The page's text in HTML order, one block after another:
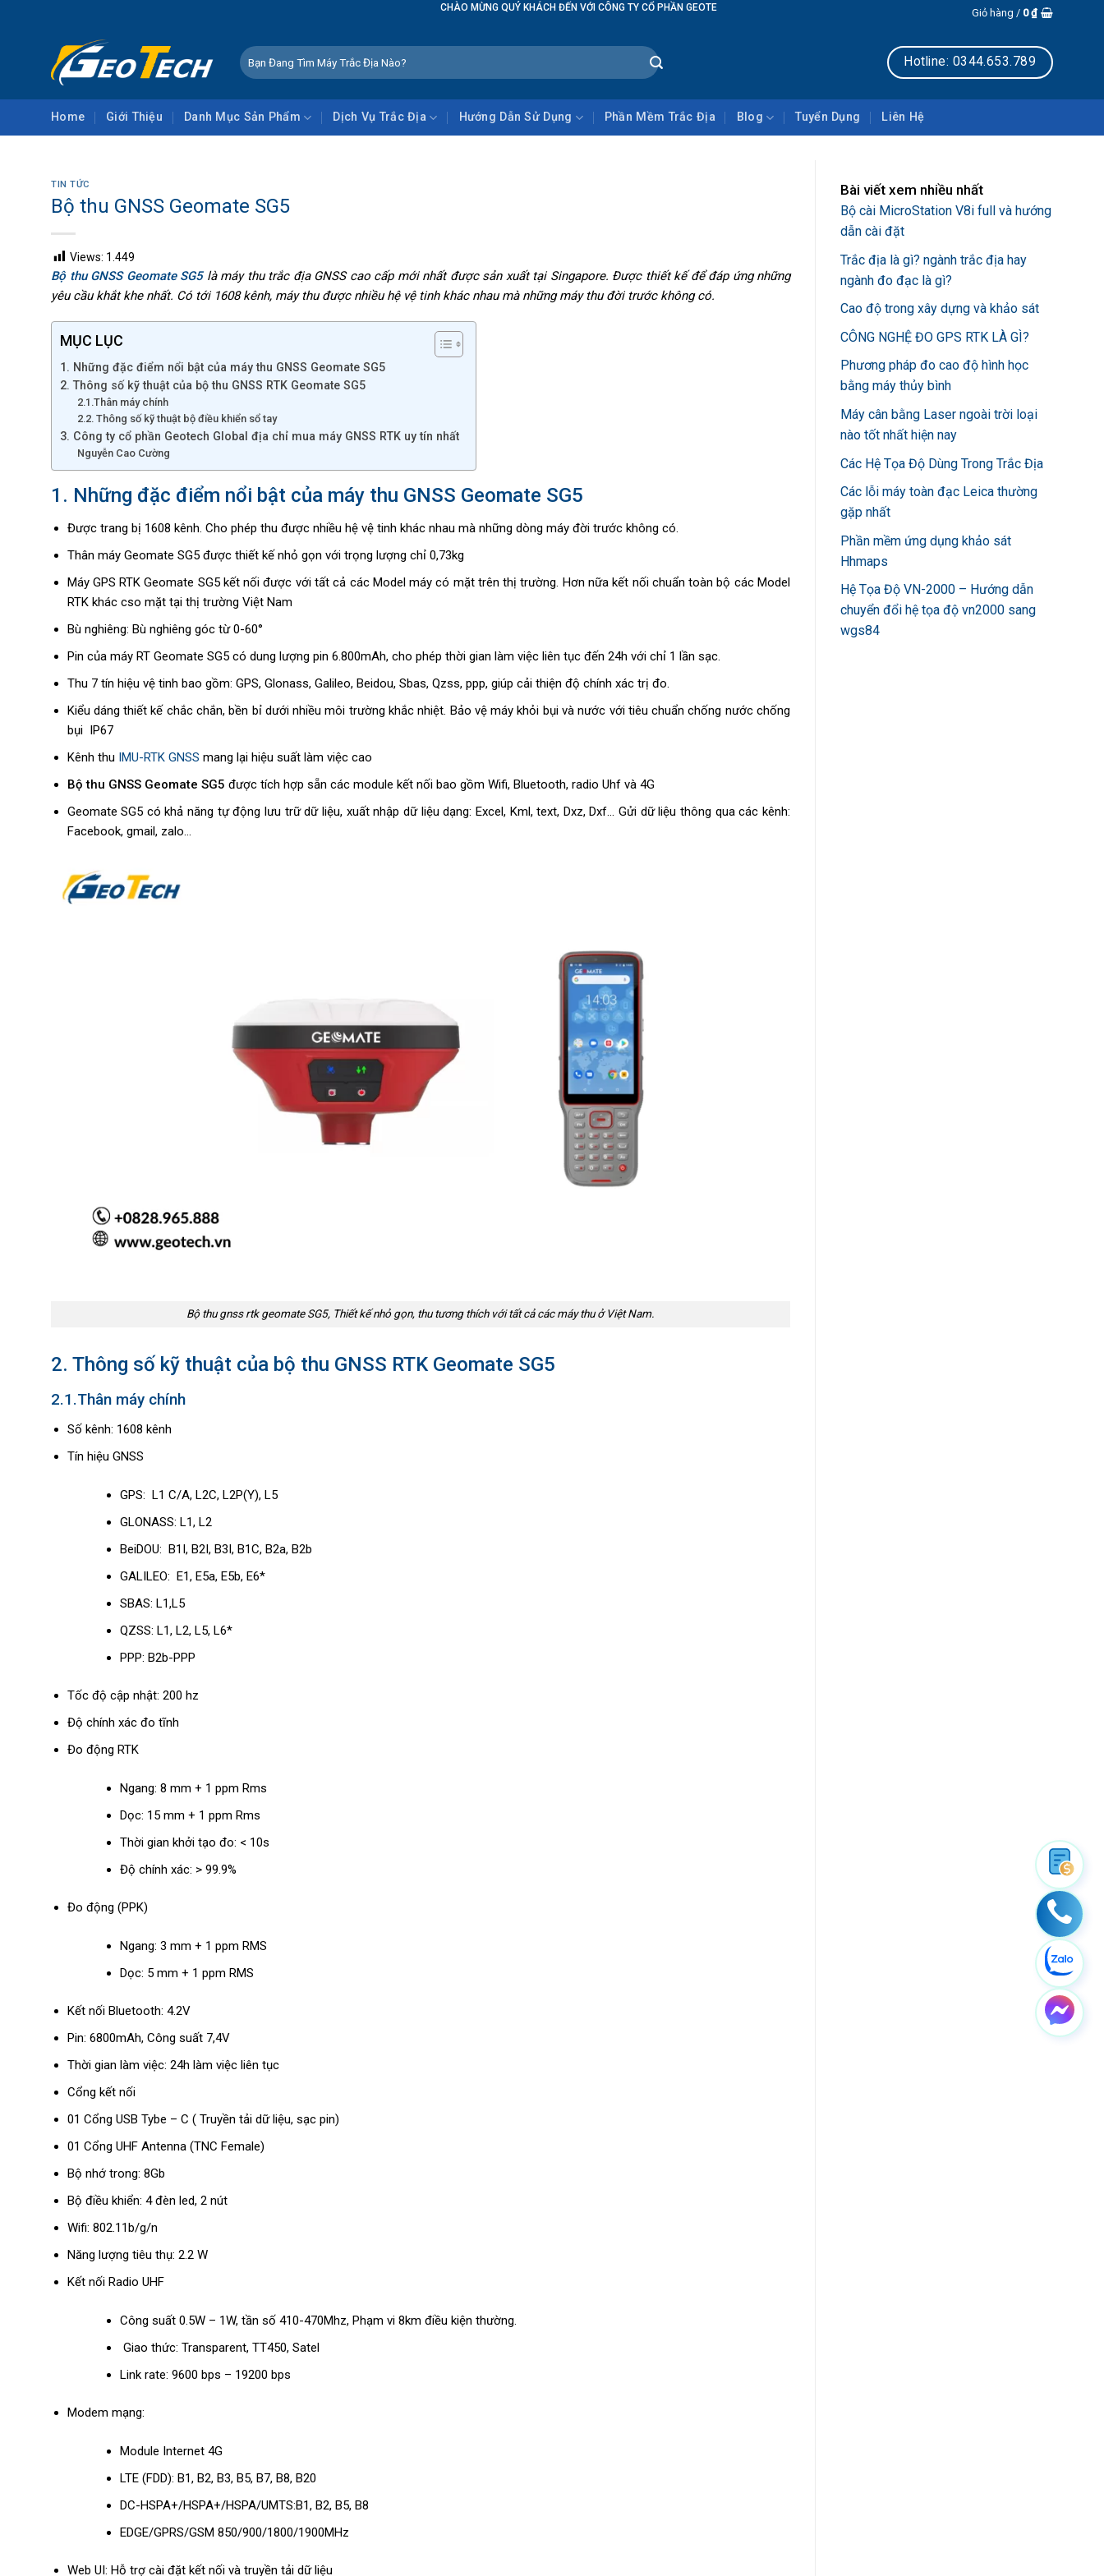
CHÀO MỪNG QUÝ KHÁCH ĐẾN VỚI CÔNG TY CỔ PHẦN GEOTECH GLOBAL Giỏ hàng / 0₫
Tìm
kiếm:
Hotline: 0344.653.789
Home Giới Thiệu Danh Mục Sản Phẩm Dịch Vụ Trắc Địa Hướng Dẫn Sử Dụng Phần Mềm Trắc Địa Blog Tuyển Dụng Liên Hệ
TIN TỨC
Bộ thu GNSS Geomate SG5
Views: 1.449
Bộ thu GNSS Geomate SG5là máy thu trắc địa GNSS cao cấp mới nhất được sản xuất tại Singapore. Được thiết kế để đáp ứng những
yêu cầu khắt khe nhất. Có tới 1608 kênh, máy thu được nhiều hệ vệ tinh khác nhau mà những máy thu đời trước không có.
MỤC LỤC
1. Những đặc điểm nổi bật của máy thu GNSS Geomate SG5
2. Thông số kỹ thuật của bộ thu GNSS RTK Geomate SG5
2.1.Thân máy chính
2.2. Thông số kỹ thuật bộ điều khiển sổ tay
3. Công ty cổ phần Geotech Global địa chỉ mua máy GNSS RTK uy tín nhất
Nguyễn Cao Cường
1. Những đặc điểm nổi bật của máy thu GNSS Geomate SG5
Được trang bị 1608 kênh. Cho phép thu được nhiều hệ vệ tinh khác nhau mà những dòng máy đời trước không có.
Thân máy Geomate SG5 được thiết kế nhỏ gọn với trọng lượng chỉ 0,73kg
Máy GPS RTK Geomate SG5 kết nối được với tất cả các Model máy có mặt trên thị trường. Hơn nữa kết nối chuẩn toàn bộ các Model
RTK khác cso mặt tại thị trường Việt Nam
Bù nghiêng: Bù nghiêng góc từ 0-60°
Pin của máy RT Geomate SG5 có dung lượng pin 6.800mAh, cho phép thời gian làm việc liên tục đến 24h với chỉ 1 lần sạc.
Thu 7 tín hiệu vệ tinh bao gồm: GPS, Glonass, Galileo, Beidou, Sbas, Qzss, ppp, giúp cải thiện độ chính xác trị đo.
Kiểu dáng thiết kế chắc chắn, bền bỉ dưới nhiều môi trường khắc nhiệt. Bảo vệ máy khỏi bụi và nước với tiêu chuẩn chống nước chống
bụi IP67
Kênh thu
IMU-RTK GNSS mang lại hiệu suất làm việc cao
Bộ thu GNSS Geomate SG5 được tích hợp sẵn các module kết nối bao gồm Wifi, Bluetooth, radio Uhf và 4G
Geomate SG5 có khả năng tự động lưu trữ dữ liệu, xuất nhập dữ liệu dạng: Excel, Kml, text, Dxz, Dxf… Gửi dữ liệu thông qua các kênh:
Facebook, gmail, zalo…
Bộ thu gnss rtk geomate SG5, Thiết kế nhỏ gọn, thu tương thích với tất cả các máy thu ở Việt Nam.
2. Thông số kỹ thuật của bộ thu GNSS RTK Geomate SG5
2.1.Thân máy chính
Số kênh: 1608 kênh
Tín hiệu GNSS
GPS: L1 C/A, L2C, L2P(Y), L5
GLONASS: L1, L2
BeiDOU: B1I, B2I, B3I, B1C, B2a, B2b
GALILEO: E1, E5a, E5b, E6*
SBAS: L1,L5
QZSS: L1, L2, L5, L6*
PPP: B2b-PPP
Tốc độ cập nhật: 200 hz
Độ chính xác đo tĩnh
Đo động RTK
Ngang: 8 mm + 1 ppm Rms
Dọc: 15 mm + 1 ppm Rms
Thời gian khởi tạo đo: < 10s
Độ chính xác: > 99.9%
Đo động (PPK)
Ngang: 3 mm + 1 ppm RMS
Dọc: 5 mm + 1 ppm RMS
Kết nối Bluetooth: 4.2V
Pin: 6800mAh, Công suất 7,4V
Thời gian làm việc: 24h làm việc liên tục
Cổng kết nối
01 Cổng USB Tybe – C ( Truyền tải dữ liệu, sạc pin)
01 Cổng UHF Antenna (TNC Female)
Bộ nhớ trong: 8Gb
Bộ điều khiển: 4 đèn led, 2 nút
Wifi: 802.11b/g/n
Năng lượng tiêu thụ: 2.2 W
Kết nối Radio UHF
Công suất 0.5W – 1W, tần số 410-470Mhz, Phạm vi 8km điều kiện thường.
Giao thức: Transparent, TT450, Satel
Link rate: 9600 bps – 19200 bps
Modem mạng:
Module Internet 4G
LTE (FDD): B1, B2, B3, B5, B7, B8, B20
DC-HSPA+/HSPA+/HSPA/UMTS:B1, B2, B5, B8
EDGE/GPRS/GSM 850/900/1800/1900MHz
Web UI: Hỗ trợ cài đặt kết nối và truyền tải dữ liệu
Bài viết xem nhiều nhất
Bộ cài MicroStation V8i full và hướng
dẫn cài đặt
Trắc địa là gì? ngành trắc địa hay
ngành đo đạc là gì?
Cao độ trong xây dựng và khảo sát
CÔNG NGHỆ ĐO GPS RTK LÀ GÌ?
Phương pháp đo cao độ hình học
bằng máy thủy bình
Máy cân bằng Laser ngoài trời loại
nào tốt nhất hiện nay
Các Hệ Tọa Độ Dùng Trong Trắc Địa
Các lỗi máy toàn đạc Leica thường
gặp nhất
Phần mềm ứng dụng khảo sát
Hhmaps
Hệ Tọa Độ VN-2000 – Hướng dẫn
chuyển đổi hệ tọa độ vn2000 sang
wgs84